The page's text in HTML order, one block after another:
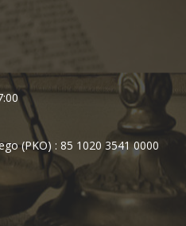
(PKO) : 85 1020 3541 0000